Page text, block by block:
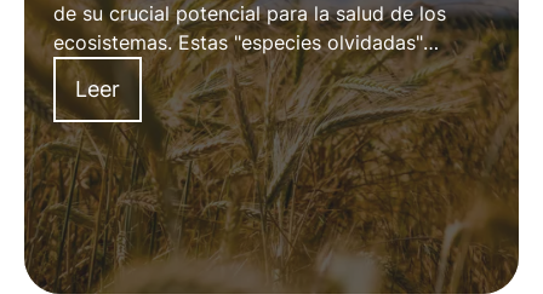
de su crucial potencial para la salud de los
ecosistemas. Estas "especies olvidadas"
representan un recurso infravalorado que, sin
embargo, podría ser la clave para salvaguardar
la biodiversidad.
Leer